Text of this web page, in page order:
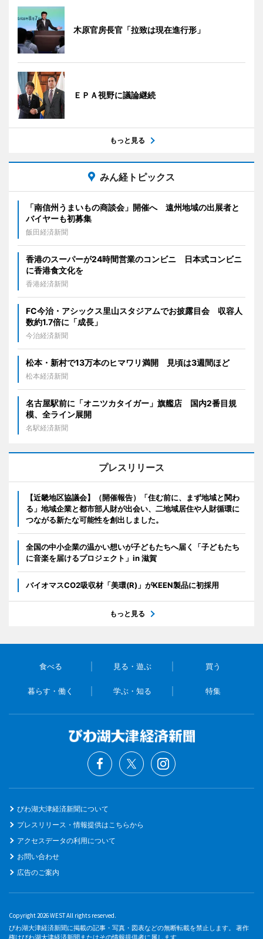
木原官房長官「拉致は現在進行形」
ＥＰＡ視野に議論継続
もっと見る
みん経トピックス
「南信州うまいもの商談会」開催へ 遠州地域の出展者と
バイヤーも初募集
飯田経済新聞
香港のスーパーが24時間営業のコンビニ 日本式コンビニ
に香港食文化を
香港経済新聞
FC今治・アシックス里山スタジアムでお披露目会 収容人
数約1.7倍に「成長」
今治経済新聞
松本・新村で13万本のヒマワリ満開 見頃は3週間ほど
松本経済新聞
名古屋駅前に「オニツカタイガー」旗艦店 国内2番目規
模、全ライン展開
名駅経済新聞
プレスリリース
【近畿地区協議会】（開催報告）「住む前に、まず地域と関わ
る」地域企業と都市部人財が出会い、二地域居住や人財循環に
つながる新たな可能性を創出しました。
全国の中小企業の温かい想いが子どもたちへ届く「子どもたち
に音楽を届けるプロジェクト」in 滋賀
バイオマスCO2吸収材「美環(R)」がKEEN製品に初採用
もっと見る
食べる 見る・遊ぶ 買う
暮らす・働く 学ぶ・知る 特集
びわ湖大津経済新聞について
プレスリリース・情報提供はこちらから
アクセスデータの利用について
お問い合わせ
広告のご案内
Copyright 2026 WEST All rights reserved.
びわ湖大津経済新聞に掲載の記事・写真・図表などの無断転載を禁止します。 著作
権はびわ湖大津経済新聞またはその情報提供者に属します。